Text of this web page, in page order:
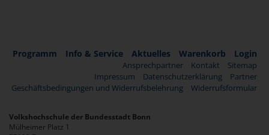
Programm Info & Service Aktuelles Warenkorb Login
Ansprechpartner Kontakt
Sitemap
Impressum
Datenschutzerklärung
Partner
Geschäftsbedingungen und Widerrufsbelehrung
Widerrufsformular
Volkshochschule der Bundesstadt Bonn
Mülheimer Platz 1